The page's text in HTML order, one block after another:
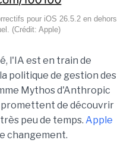
pour iOS 26.5.2 en dehors
(Crédit: Apple)
l'IA est en train de
politique de gestion des
Mythos d'Anthropic
promettent de découvrir
peu de temps. Apple
changement.